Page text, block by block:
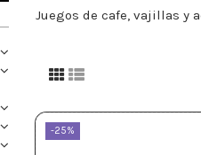
Juegos de cafe, vajillas y
-25%